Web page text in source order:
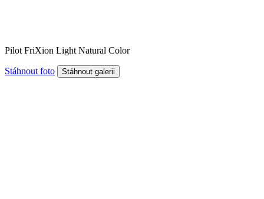
Pilot FriXion Light Natural Color
Stáhnout foto